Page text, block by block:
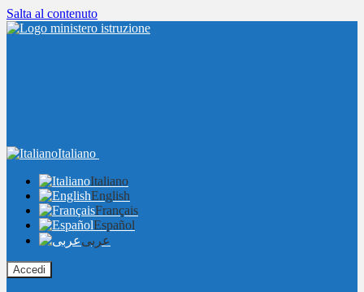
Salta al contenuto
Italiano
Italiano
English
Français
Español
عربى
Accedi